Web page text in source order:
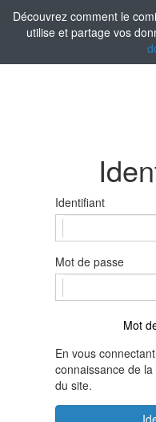
Découvrez comment le
utilise et partage vos
Identifiant
Mot de passe
Mot
En vous
connaissance de la
du site.